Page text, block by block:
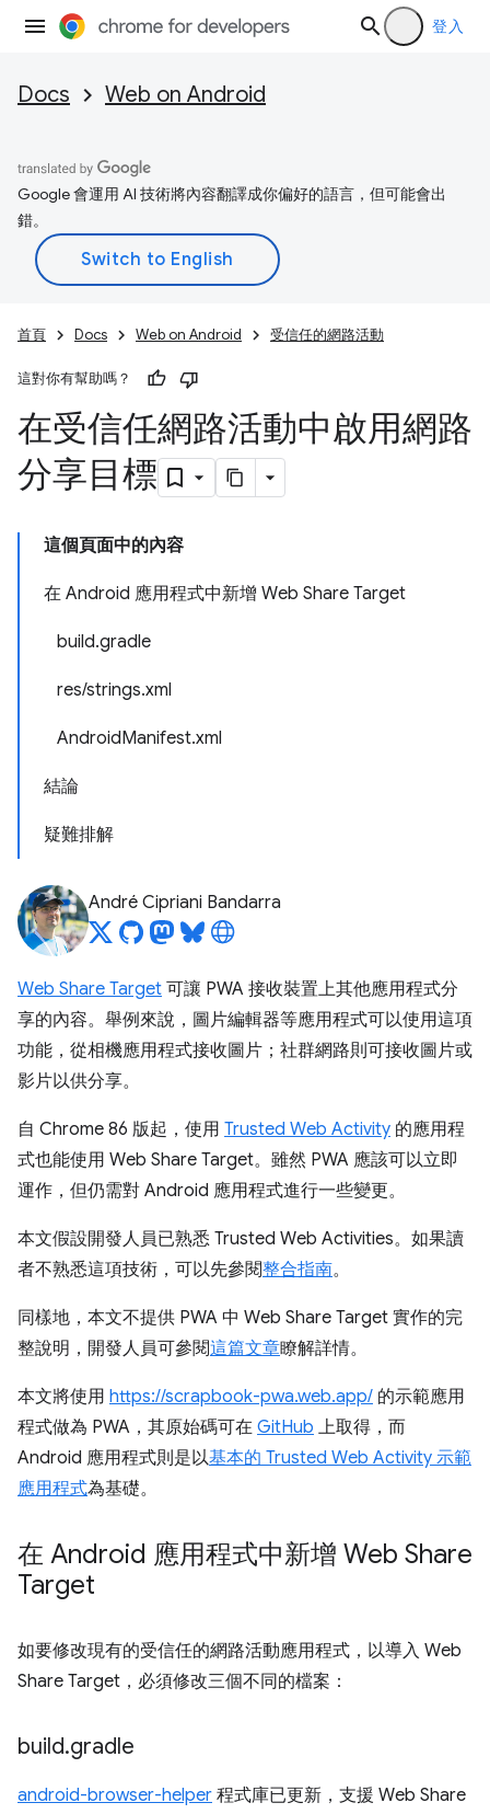
登入
Docs Web on Android
Google 會運用 AI 技術將內容翻譯成你偏好的語言，但可能會出
錯。
首頁 Docs Web on Android 受信任的網路活動
這對你有幫助嗎？
在受信任網路活動中啟用網路
分享目標
這個頁面中的內容
在 Android 應用程式中新增 Web Share Target
build.gradle
res/strings.xml
AndroidManifest.xml
結論
疑難排解
André Cipriani Bandarra
Web Share Target 可讓 PWA 接收裝置上其他應用程式分
享的內容。舉例來說，圖片編輯器等應用程式可以使用這項
功能，從相機應用程式接收圖片；社群網路則可接收圖片或
影片以供分享。
自 Chrome 86 版起，使用 Trusted Web Activity 的應用程
式也能使用 Web Share Target。雖然 PWA 應該可以立即
運作，但仍需對 Android 應用程式進行一些變更。
本文假設開發人員已熟悉 Trusted Web Activities。如果讀
者不熟悉這項技術，可以先參閱整合指南。
同樣地，本文不提供 PWA 中 Web Share Target 實作的完
整說明，開發人員可參閱這篇文章瞭解詳情。
本文將使用 https://scrapbook-pwa.web.app/ 的示範應用
程式做為 PWA，其原始碼可在 GitHub 上取得，而
Android 應用程式則是以基本的 Trusted Web Activity 示範
應用程式為基礎。
在 Android 應用程式中新增 Web Share
Target
如要修改現有的受信任的網路活動應用程式，以導入 Web
Share Target，必須修改三個不同的檔案：
build.gradle
android-browser-helper 程式庫已更新，支援 Web Share